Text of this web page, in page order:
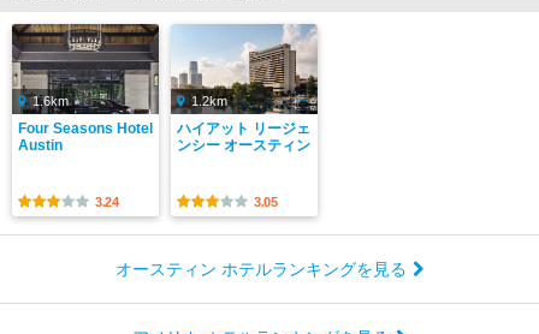
1.6km
Four Seasons Hotel
Austin
3.24
1.2km
ハイアット リージェ
ンシー オースティン
3.05
オースティン ホテルランキングを見る